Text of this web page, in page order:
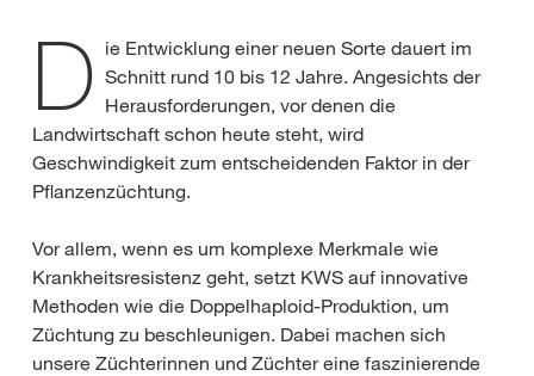
D ie Entwicklung einer neuen Sorte dauert im
Schnitt rund 10 bis 12 Jahre. Angesichts der
Herausforderungen, vor denen die
Landwirtschaft schon heute steht, wird
Geschwindigkeit zum entscheidenden Faktor in der
Pflanzenzüchtung.
Vor allem, wenn es um komplexe Merkmale wie
Krankheitsresistenz geht, setzt KWS auf innovative
Methoden wie die Doppelhaploid-Produktion, um
Züchtung zu beschleunigen. Dabei machen sich
unsere Züchterinnen und Züchter eine faszinierende